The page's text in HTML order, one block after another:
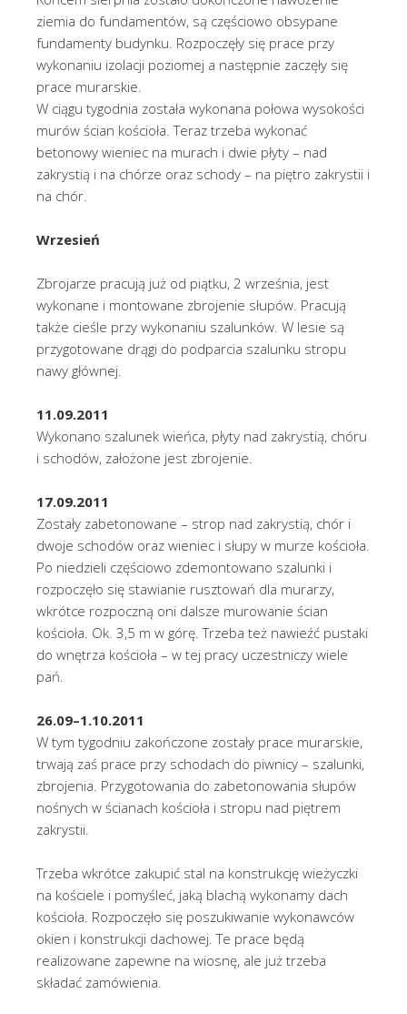
ziemia do fundamentów, są częściowo obsypane
fundamenty budynku. Rozpoczęły się prace przy
wykonaniu izolacji poziomej a następnie zaczęły się
prace murarskie.
W ciągu tygodnia została wykonana połowa wysokości
murów ścian kościoła. Teraz trzeba wykonać
betonowy wieniec na murach i dwie płyty – nad
zakrystią i na chórze oraz schody – na piętro zakrystii i
na chór.
Wrzesień
Zbrojarze pracują już od piątku, 2 września, jest
wykonane i montowane zbrojenie słupów. Pracują
także cieśle przy wykonaniu szalunków. W lesie są
przygotowane drągi do podparcia szalunku stropu
nawy głównej.
11.09.2011
Wykonano szalunek wieńca, płyty nad zakrystią, chóru
i schodów, założone jest zbrojenie.
17.09.2011
Zostały zabetonowane – strop nad zakrystią, chór i
dwoje schodów oraz wieniec i słupy w murze kościoła.
Po niedzieli częściowo zdemontowano szalunki i
rozpoczęło się stawianie rusztowań dla murarzy,
wkrótce rozpoczną oni dalsze murowanie ścian
kościoła. Ok. 3,5 m w górę. Trzeba też nawieźć pustaki
do wnętrza kościoła – w tej pracy uczestniczy wiele
pań.
26.09–1.10.2011
W tym tygodniu zakończone zostały prace murarskie,
trwają zaś prace przy schodach do piwnicy – szalunki,
zbrojenia. Przygotowania do zabetonowania słupów
nośnych w ścianach kościoła i stropu nad piętrem
zakrystii.
Trzeba wkrótce zakupić stal na konstrukcję wieżyczki
na kościele i pomyśleć, jaką blachą wykonamy dach
kościoła. Rozpoczęło się poszukiwanie wykonawców
okien i konstrukcji dachowej. Te prace będą
realizowane zapewne na wiosnę, ale już trzeba
składać zamówienia.